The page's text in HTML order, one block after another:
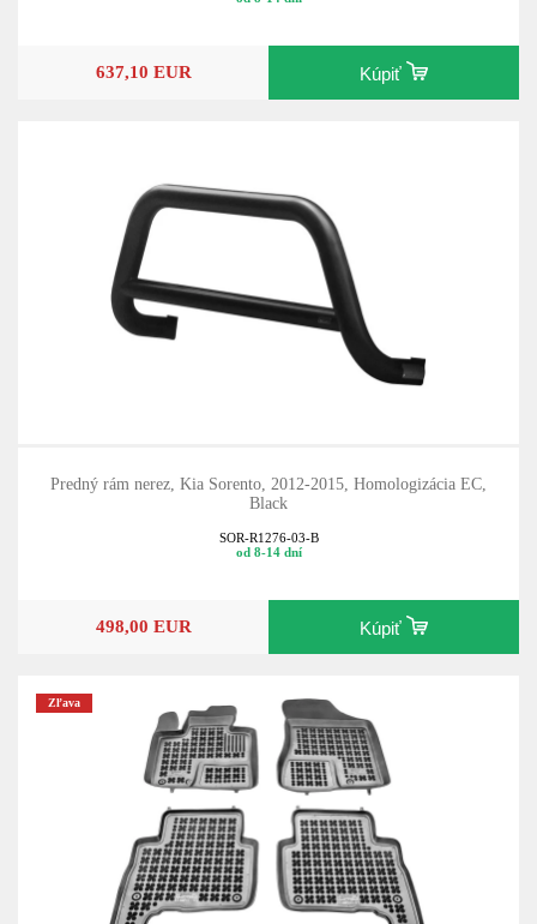
637,10 EUR Kúpiť
Predný rám nerez, Kia Sorento, 2012-2015, Homologizácia EC,
Black
SOR-R1276-03-B
od 8-14 dní
498,00 EUR Kúpiť
Zľava